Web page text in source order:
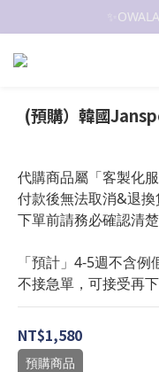
抗UV
抗UV
(預購）韓國
代購商品屬「客製化服
付款後無法取消&退換
下單前請務必確認清楚
「預計」4-5週不含例
不接急單，可接受再
NT$1,580
預購商品